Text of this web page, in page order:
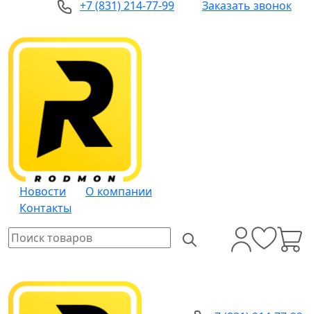
+7 (831) 214-77-99
Заказать звонок
Новости
О компании
Контакты